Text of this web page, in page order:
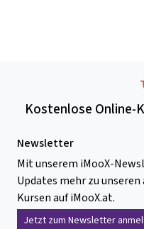
Kostenlose Online-
Newsletter
Mit unserem iMooX-
Updates mehr zu
Kursen auf iMooX.at.
Jetzt zum Newsletter